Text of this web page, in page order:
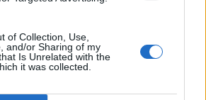
of Collection, Use,
and/or Sharing of my
Is Unrelated with the
it was collected.
de palabra: